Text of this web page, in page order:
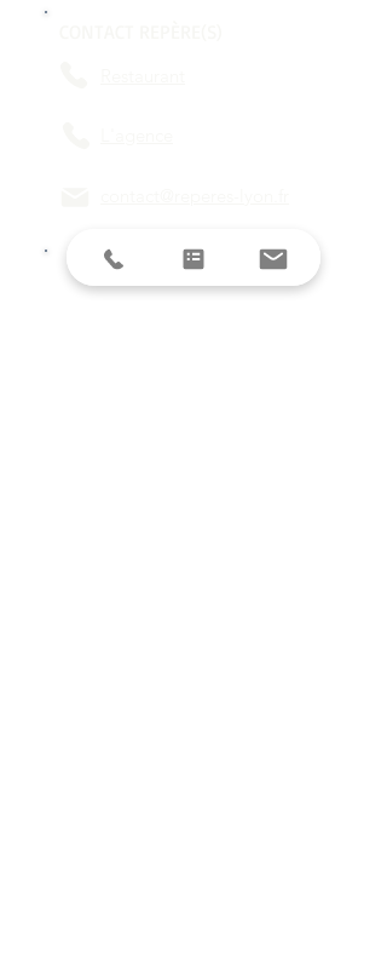
HORAIRES